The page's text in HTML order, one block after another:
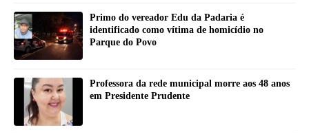
Primo do vereador Edu da Padaria é
identificado como vítima de homicídio no
Parque do Povo
Professora da rede municipal morre aos 48 anos
em Presidente Prudente